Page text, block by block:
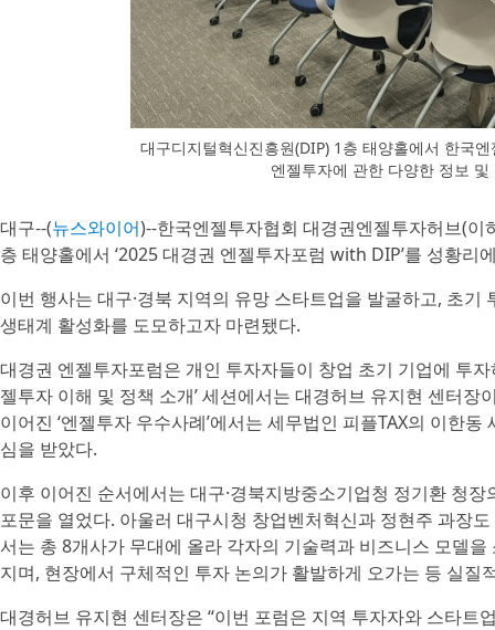
대구디지털혁신진흥원(DIP) 1층 태양홀에서 한국
엔젤투자에 관한 다양한 정보
대구--(뉴스와이어)--한국엔젤투자협회 대경권엔젤투자허브(
층 태양홀에서 ‘2025 대경권 엔젤투자포럼 with DIP’를 성황리
이번 행사는 대구·경북 지역의 유망 스타트업을 발굴하고, 초
생태계 활성화를 도모하고자 마련됐다.
대경권 엔젤투자포럼은 개인 투자자들이 창업 초기 기업에 투
젤투자 이해 및 정책 소개’ 세션에서는 대경허브 유지현 센터
이어진 ‘엔젤투자 우수사례’에서는 세무법인 피플TAX의 이한
심을 받았다.
이후 이어진 순서에서는 대구·경북지방중소기업청 정기환 청
포문을 열었다. 아울러 대구시청 창업벤처혁신과 정현주 과장
서는 총 8개사가 무대에 올라 각자의 기술력과 비즈니스 모델
지며, 현장에서 구체적인 투자 논의가 활발하게 오가는 등 실질
대경허브 유지현 센터장은 “이번 포럼은 지역 투자자와 스타트